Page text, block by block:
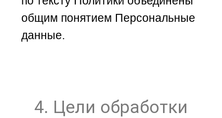
общим понятием Персональные
данные.
4. Цели обработки